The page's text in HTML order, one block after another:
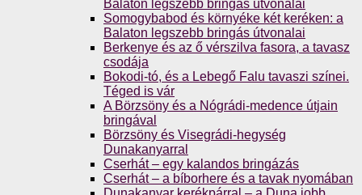
Balaton legszebb bringás útvonalai
Somogybabod és környéke két keréken: a
Balaton legszebb bringás útvonalai
Berkenye és az ő vérszilva fasora, a tavasz
csodája
Bokodi-tó, és a Lebegő Falu tavaszi színei.
Téged is vár
A Börzsöny és a Nógrádi-medence útjain
bringával
Börzsöny és Visegrádi-hegység
Dunakanyarral
Cserhát – egy kalandos bringázás
Cserhát – a bíborhere és a tavak nyomában